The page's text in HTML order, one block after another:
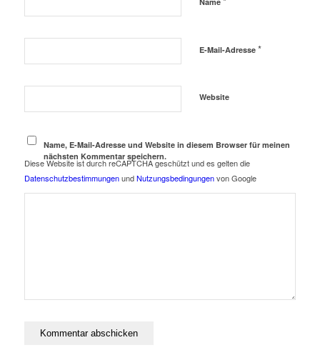
E-Mail-Adresse *
Website
Name, E-Mail-Adresse und Website in diesem Browser für meinen
nächsten Kommentar speichern.
Diese Website ist durch reCAPTCHA geschützt und es gelten die
DatenschutzbestimmungenundNutzungsbedingungenvon Google